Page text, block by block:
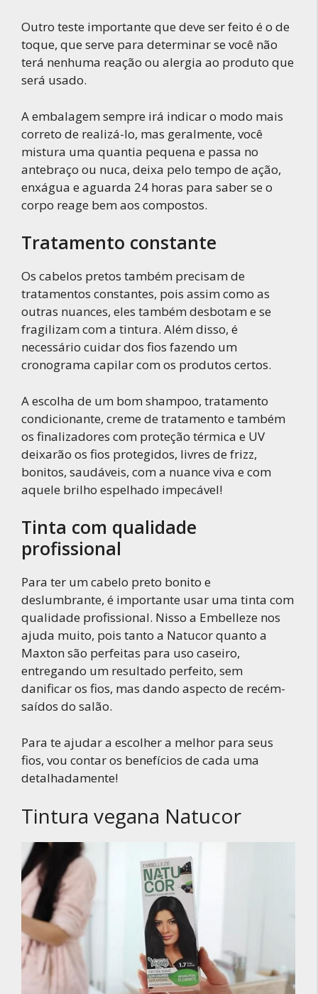
Outro teste importante que deve ser feito é o de
toque, que serve para determinar se você não
terá nenhuma reação ou alergia ao produto que
será usado.
A embalagem sempre irá indicar o modo mais
correto de realizá-lo, mas geralmente, você
mistura uma quantia pequena e passa no
antebraço ou nuca, deixa pelo tempo de ação,
enxágua e aguarda 24 horas para saber se o
corpo reage bem aos compostos.
Tratamento constante
Os cabelos pretos também precisam de
tratamentos constantes, pois assim como as
outras nuances, eles também desbotam e se
fragilizam com a tintura. Além disso, é
necessário cuidar dos fios fazendo um
cronograma capilar com os produtos certos.
A escolha de um bom shampoo, tratamento
condicionante, creme de tratamento e também
os finalizadores com proteção térmica e UV
deixarão os fios protegidos, livres de frizz,
bonitos, saudáveis, com a nuance viva e com
aquele brilho espelhado impecável!
Tinta com qualidade
profissional
Para ter um cabelo preto bonito e
deslumbrante, é importante usar uma tinta com
qualidade profissional. Nisso a Embelleze nos
ajuda muito, pois tanto a Natucor quanto a
Maxton são perfeitas para uso caseiro,
entregando um resultado perfeito, sem
danificar os fios, mas dando aspecto de recém-
saídos do salão.
Para te ajudar a escolher a melhor para seus
fios, vou contar os benefícios de cada uma
detalhadamente!
Tintura vegana Natucor